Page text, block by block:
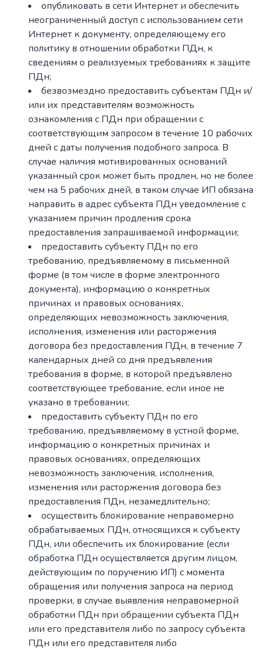
опубликовать в сети Интернет и обеспечить
неограниченный доступ с использованием сети
Интернет к документу, определяющему его
политику в отношении обработки ПДн, к
сведениям о реализуемых требованиях к защите
ПДн;
безвозмездно предоставить субъектам ПДн и/
или их представителям возможность
ознакомления с ПДн при обращении с
соответствующим запросом в течение 10 рабочих
дней с даты получения подобного запроса. В
случае наличия мотивированных оснований
указанный срок может быть продлен, но не более
чем на 5 рабочих дней, в таком случае ИП обязана
направить в адрес субъекта ПДн уведомление с
указанием причин продления срока
предоставления запрашиваемой информации;
предоставить субъекту ПДн по его
требованию, предъявляемому в письменной
форме (в том числе в форме электронного
документа), информацию о конкретных
причинах и правовых основаниях,
определяющих невозможность заключения,
исполнения, изменения или расторжения
договора без предоставления ПДн, в течение 7
календарных дней со дня предъявления
требования в форме, в которой предъявлено
соответствующее требование, если иное не
указано в требовании;
предоставить субъекту ПДн по его
требованию, предъявляемому в устной форме,
информацию о конкретных причинах и
правовых основаниях, определяющих
невозможность заключения, исполнения,
изменения или расторжения договора без
предоставления ПДн, незамедлительно;
осуществить блокирование неправомерно
обрабатываемых ПДн, относящихся к субъекту
ПДн, или обеспечить их блокирование (если
обработка ПДн осуществляется другим лицом,
действующим по поручению ИП) с момента
обращения или получения запроса на период
проверки, в случае выявления неправомерной
обработки ПДн при обращении субъекта ПДн
или его представителя либо по запросу субъекта
ПДн или его представителя либо